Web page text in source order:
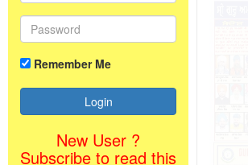
Remember Me
New User ?
Subscribe to read this